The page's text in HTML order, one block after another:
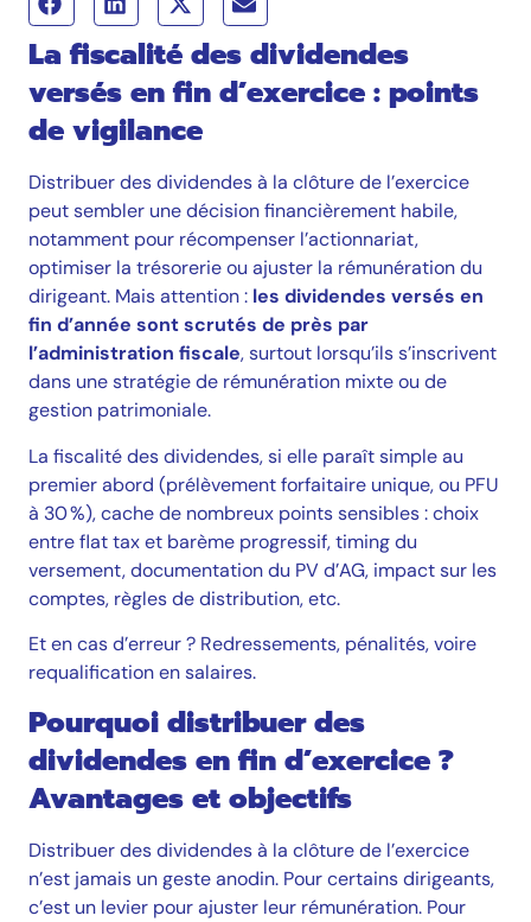
La fiscalité des dividendes
versés en fin d’exercice : points
de vigilance
Distribuer des dividendes à la clôture de l’exercice
peut sembler une décision financièrement habile,
notamment pour récompenser l’actionnariat,
optimiser la trésorerie ou ajuster la rémunération du
dirigeant. Mais attention : les dividendes versés en
fin d’année sont scrutés de près par
l’administration fiscale, surtout lorsqu’ils s’inscrivent
dans une stratégie de rémunération mixte ou de
gestion patrimoniale.
La fiscalitédes dividendes, si elle paraît simple au
premier abord (prélèvement forfaitaire unique, ou PFU
à 30 %), cache de nombreux points sensibles : choix
entre flat tax et barème progressif, timing du
versement, documentation du PV d’AG, impact sur les
comptes, règles de distribution, etc.
Et en cas d’erreur ? Redressements, pénalités, voire
requalification en salaires.
Pourquoi distribuer des
dividendes en fin d’exercice ?
Avantages et objectifs
Distribuer des dividendes à la clôture de l’exercice
n’est jamais un geste anodin. Pour certains dirigeants,
c’est un levier pour ajuster leur rémunération. Pour